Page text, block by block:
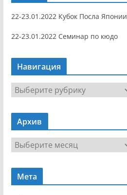
22-23.01.2022 Кубок Посла Японии
22-23.01.2022 Семинар по кюдо
Навигация
Н
а
в
г
я
Архив
р
х
Мета